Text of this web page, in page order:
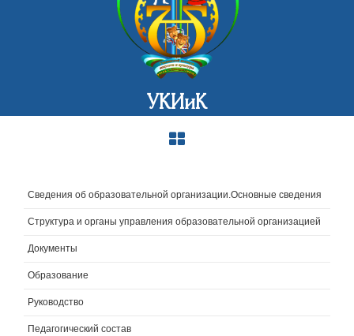
УКИиК
Сведения об образовательной организации.Основные сведения
Структура и органы управления образовательной организацией
Документы
Образование
Руководство
Педагогический состав